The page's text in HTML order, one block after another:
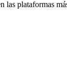
plataformas